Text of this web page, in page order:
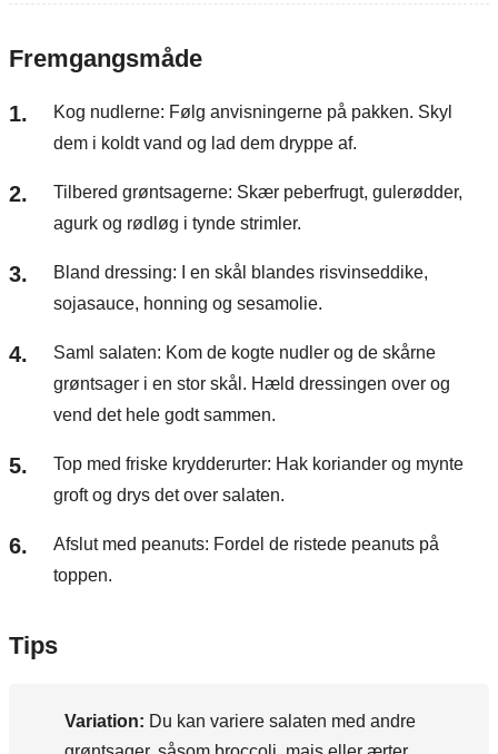
Fremgangsmåde
Kog nudlerne: Følg anvisningerne på pakken. Skyl
dem i koldt vand og lad dem dryppe af.
Tilbered grøntsagerne: Skær peberfrugt, gulerødder,
agurk og rødløg i tynde strimler.
Bland dressing: I en skål blandes risvinseddike,
sojasauce, honning og sesamolie.
Saml salaten: Kom de kogte nudler og de skårne
grøntsager i en stor skål. Hæld dressingen over og
vend det hele godt sammen.
Top med friske krydderurter: Hak koriander og mynte
groft og drys det over salaten.
Afslut med peanuts: Fordel de ristede peanuts på
toppen.
Tips
Variation: Du kan variere salaten med andre